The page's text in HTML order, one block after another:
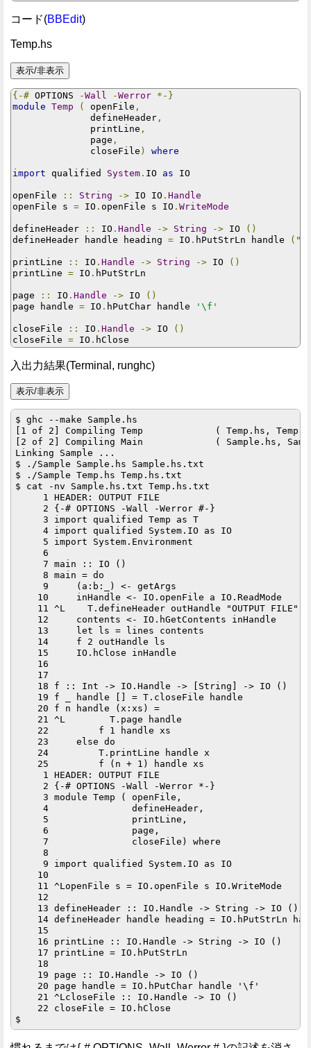
コード(BBEdit)
Temp.hs
{-# OPTIONS -Wall -Werror *-}
module Temp ( openFile ,
              defineHeader
,
              printLine
,
              page
,
              closeFile
) where
import qualified System . IO as IO
openFile :: String -> IO IO . Handle
openFile s = IO . openFile s IO . WriteMode
defineHeader :: IO . Handle -> String -> IO
()
defineHeader handle heading = IO . hPutStrLn handle (
printLine :: IO . Handle -> String -> IO
()
printLine = IO . hPutStrLn
page :: IO . Handle -> IO
()
page handle = IO . hPutChar handle '\f'
closeFile :: IO . Handle -> IO
()
closeFile = IO .
入出力結果(Terminal, runghc)
$ ghc --make Sample.hs
[1 of 2] Compiling Temp             ( Temp.hs,
[2 of 2] Compiling Main             ( Sample.hs,
Linking Sample ...
$ ./Sample Sample.hs Sample.hs.txt
$ ./Sample Temp.hs Temp.hs.txt
$ cat -nv Sample.hs.txt Temp.hs.txt
     1 HEADER: OUTPUT FILE
     2 {-# OPTIONS -Wall -Werror #-}
     3 import qualified Temp as T
     4 import qualified System.IO as IO
     5 import System.Environment
     6
     7 main :: IO ()
     8 main = do
     9     (a:b:_) <- getArgs
    10     inHandle <- IO.openFile a IO.ReadMode
    11 ^L    T.defineHeader outHandle "OUTPUT FILE"
    12     contents <- IO.hGetContents inHandle
    13     let ls = lines contents
    14     f 2 outHandle ls
    15     IO.hClose inHandle
    16
    17
    18 f :: Int -> IO.Handle -> [String] -> IO ()
    19 f _ handle [] = T.closeFile handle
    20 f n handle (x:xs) =
    21 ^L        T.page handle
    22         f 1 handle xs
    23     else do
    24         T.printLine handle x
    25         f (n + 1) handle xs
     1 HEADER: OUTPUT FILE
     2 {-# OPTIONS -Wall -Werror *-}
     3 module Temp ( openFile,
     4               defineHeader,
     5               printLine,
     6               page,
     7               closeFile) where
     8
     9 import qualified System.IO as IO
    10
    11 ^LopenFile s = IO.openFile s IO.WriteMode
    12
    13 defineHeader :: IO.Handle -> String -> IO ()
14 defineHeader handle heading = IO.hPutStrLn
    15
    16 printLine :: IO.Handle -> String -> IO ()
    17 printLine = IO.hPutStrLn
    18
    19 page :: IO.Handle -> IO ()
    20 page handle = IO.hPutChar handle '\f'
    21 ^LcloseFile :: IO.Handle -> IO ()
    22 closeFile = IO.hClose